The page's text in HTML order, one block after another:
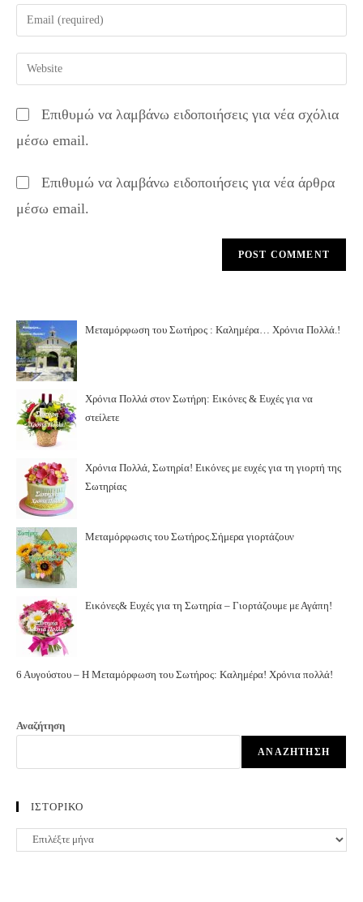
name
comment
Enter
your
email
address
comment
Enter
your
URL
(optional)
Επιθυμώ να λαμβάνω ειδοποιήσεις για νέα σχόλια
μέσω email.
Επιθυμώ να λαμβάνω ειδοποιήσεις για νέα άρθρα
μέσω email.
Μεταμόρφωση του Σωτήρος : Καλημέρα… Χρόνια Πολλά.!
Χρόνια Πολλά στον Σωτήρη: Εικόνες & Ευχές για να
στείλετε
Χρόνια Πολλά, Σωτηρία! Εικόνες με ευχές για τη γιορτή της
Σωτηρίας
Μεταμόρφωσις του Σωτήρος.Σήμερα γιορτάζουν
Εικόνες& Ευχές για τη Σωτηρία – Γιορτάζουμε με Αγάπη!
6 Αυγούστου – Η Μεταμόρφωση του Σωτήρος: Καλημέρα! Χρόνια πολλά!
Αναζήτηση
ΑΝΑΖΉΤΗΣΗ
ΙΣΤΟΡΙΚΟ
ΙΣΤΟΡΙΚΟ